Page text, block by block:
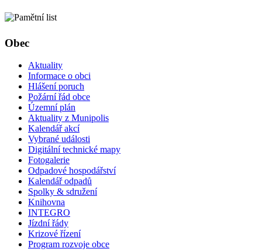
Obec
Aktuality
Informace o obci
Hlášení poruch
Požární řád obce
Územní plán
Aktuality z Munipolis
Kalendář akcí
Vybrané události
Digitální technické mapy
Fotogalerie
Odpadové hospodářství
Kalendář odpadů
Spolky & sdružení
Knihovna
INTEGRO
Jízdní řády
Krizové řízení
Program rozvoje obce